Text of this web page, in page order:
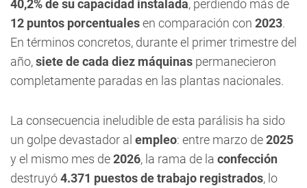
40,2% de su capacidad instalada, perdiendo más de
12 puntos porcentualesen comparación con 2023.
En términos concretos, durante el primer trimestre del
año,siete de cada diez máquinas permanecieron
completamente paradas en las plantas nacionales.
La consecuencia ineludible de esta parálisis ha sido
un golpe devastador al empleo: entre marzo de2025
y el mismo mes de2026, la rama de la confección
destruyó4.371 puestos de trabajo registrados, lo